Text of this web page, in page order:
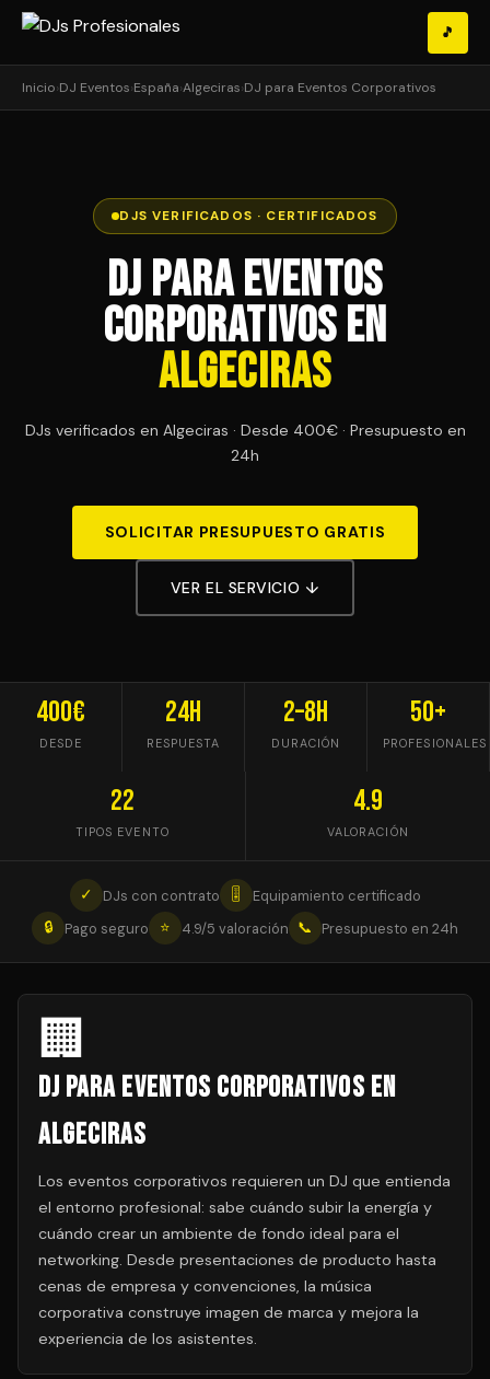
🎵
Inicio›DJ Eventos›España›Algeciras›DJ para Eventos Corporativos
DJS VERIFICADOS · CERTIFICADOS
DJ para Eventos
Corporativos en
Algeciras
DJs verificados en Algeciras · Desde 400€ · Presupuesto en
24h
SOLICITAR PRESUPUESTO GRATIS
VER EL SERVICIO ↓
400€
DESDE
24h
RESPUESTA
2–8h
DURACIÓN
50+
PROFESIONALES
22
TIPOS EVENTO
4.9
VALORACIÓN
✓ DJs con contrato 🎚
Equipamiento certificado
🔒
Pago seguro ⭐ 4.9/5 valoración 📞 Presupuesto en 24h
🏢
DJ para Eventos Corporativos en
Algeciras
Los eventos corporativos requieren un DJ que entienda
el entorno profesional: sabe cuándo subir la energía y
cuándo crear un ambiente de fondo ideal para el
networking. Desde presentaciones de producto hasta
cenas de empresa y convenciones, la música
corporativa construye imagen de marca y mejora la
experiencia de los asistentes.